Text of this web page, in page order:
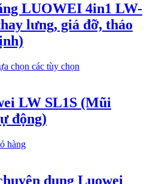
LUOWEI 4in1 LW-
lưng, giá đỡ, tháo
chọn các tùy chọn
LW SL1S (Mũi
động)
hàng
dụng Luowei